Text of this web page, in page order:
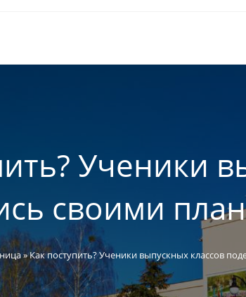
Ученики
своими
»Как поступить? Ученики выпускных классов